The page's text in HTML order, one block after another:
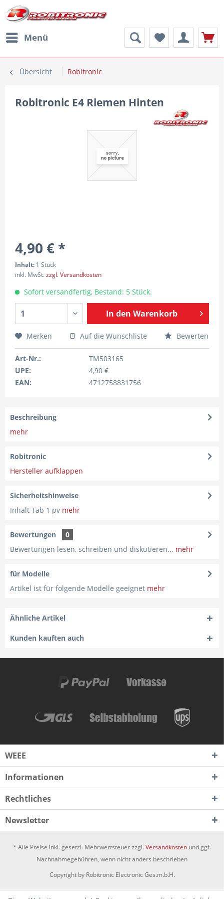
Menü
Übersicht Robitronic
Robitronic E4 Riemen Hinten
4,90 € *
Inhalt: 1 Stück
inkl. MwSt.zzgl. Versandkosten
Sofort versandfertig, Bestand: 5 Stück.
In den Warenkorb
Merken Auf die Wunschliste Bewerten
Art-Nr.:
TM503165
UPE:
4,90 €
EAN:
4712758831756
Beschreibung
mehr
Robitronic
Hersteller aufklappen
Sicherheitshinweise
Inhalt Tab 1 pv mehr
Bewertungen
0
Bewertungen lesen, schreiben und diskutieren... mehr
für Modelle
Artikel ist für folgende Modelle geeignet mehr
Ähnliche Artikel
Kunden kauften auch
WEEE
Informationen
Rechtliches
Newsletter
* Alle Preise inkl. gesetzl. Mehrwertsteuer zzgl.Versandkosten und ggf.
Nachnahmegebühren, wenn nicht anders beschrieben
Copyright by Robitronic Electronic Ges.m.b.H.